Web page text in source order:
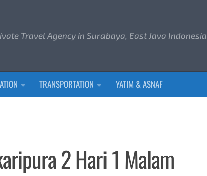
Travel Agency in Surabaya, East Java Indonesia
TRANSPORTATION YATIM & ASNAF
2 Hari 1 Malam